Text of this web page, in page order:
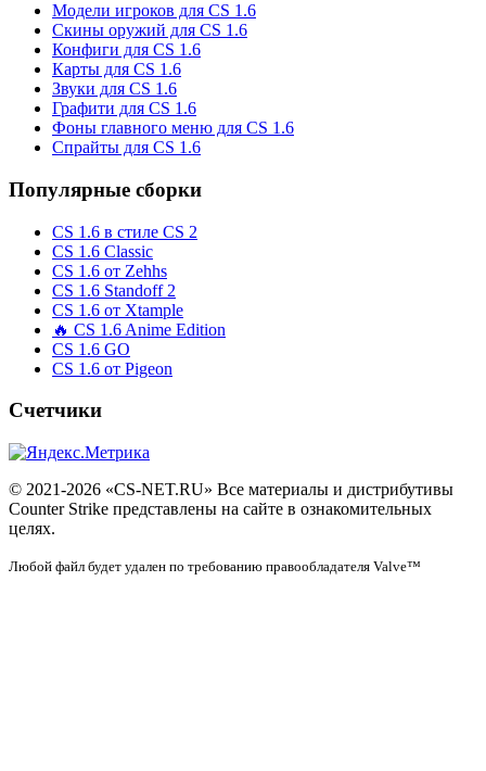
Модели игроков для CS 1.6
Скины оружий для CS 1.6
Конфиги для CS 1.6
Карты для CS 1.6
Звуки для CS 1.6
Графити для CS 1.6
Фоны главного меню для CS 1.6
Спрайты для CS 1.6
Популярные сборки
CS 1.6 в стиле CS 2
CS 1.6 Classic
CS 1.6 от Zehhs
CS 1.6 Standoff 2
CS 1.6 от Xtample
🔥 CS 1.6 Anime Edition
CS 1.6 GO
CS 1.6 от Pigeon
Счетчики
© 2021-2026 «CS-NET.RU» Все материалы и дистрибутивы
Counter Strike представлены на сайте в ознакомительных
целях.
Любой файл будет удален по требованию правообладателя Valve™